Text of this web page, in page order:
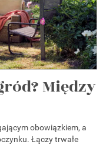
Między
obowiązkiem, a
Łączy trwałe